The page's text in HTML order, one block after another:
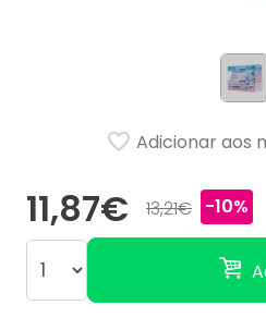
11,87€ 13,21€ -10%
Adicionar aos